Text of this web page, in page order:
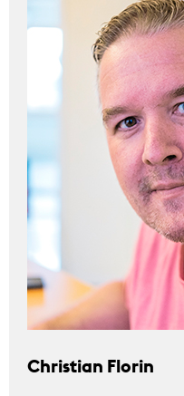
Christian Florin